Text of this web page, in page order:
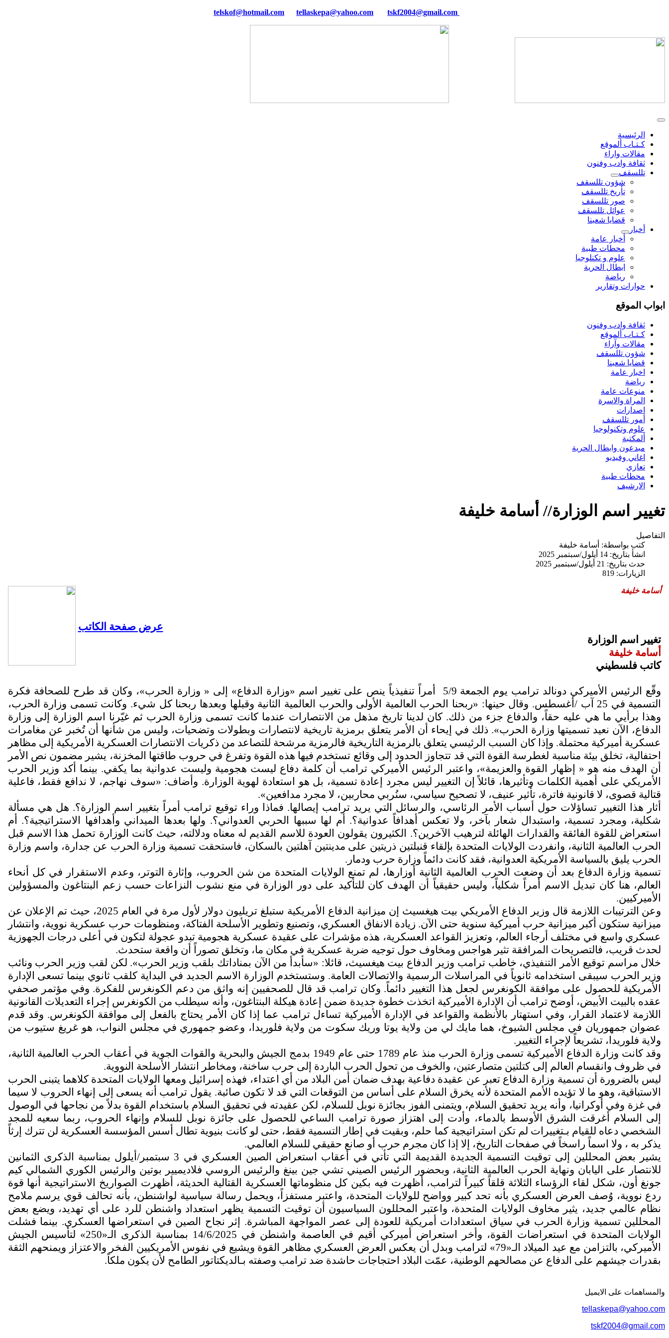
tellaskepa@yahoo.com tskf2004@gmail.com
الرئيسية
كـتـاب ألموقع
مقالات واراء
ثقافة وادب وفنون
تللسقف
شؤون تللسقف
تأريخ تللسقف
صور تللسقف
عوائل تللسقف
قضايا شعبنا
أخبار
أخبار عامة
محطات طبية
علوم و تکنلوجیا
ابطال الحرية
رياضة
حوارات وتقارير
ابواب الموقع
ثقافة وادب وفنون
كـتـاب ألموقع
مقالات وآراء
شؤون تللسقف
قضايا شعبنا
اخبار عامة
رياضة
منوعات عامة
المراة والاسرة
اصدارات
أمور تللسقف
علوم وتكنولوجيا
ألمكتبة
مبدعون وابطال الحرية
اغاني وفيديو
تعازي
محطات طبية
الارشيف
تغيير اسم الوزارة// أسامة خليفة
التفاصيل
كتب بواسطة: أسامة خليفة
انشأ بتاريخ: 14 أيلول/سبتمبر 2025
حدث بتاريخ: 21 أيلول/سبتمبر 2025
الزيارات: 819
أسامة خليفة
عرض صفحة الكاتب
تغيير اسم الوزارة
أسامة خليفة
كاتب فلسطيني
وقّع الرئيس الأميركي دونالد ترامب يوم الجمعة 5/9
أمراً تنفيذياً ينص على تغيير اسم «وزارة الدفاع» إلى « وزارة الحرب»، وكان قد طرح للصحافة فكرة
التسمية في 25 آب /أغسطس. وقال حينها: «ربحنا الحرب العالمية الأولى والحرب العالمية الثانية وقبلها وبعدها ربحنا كل شيء. وكانت تسمى وزارة الحرب،
وهذا برأيي ما هي عليه حقاً، والدفاع جزء من ذلك. كان لدينا تاريخ مذهل من الانتصارات عندما كانت تسمى وزارة الحرب ثم غيّرنا اسم الوزارة إلى وزارة
الدفاع، الآن نعيد تسميتها وزارة الحرب». ذلك في إيحاء أن الأمر يتعلق برمزية تاريخية لانتصارات وبطولات وتضحيات، وليس من شأنها أن تُخبر عن مغامرات
عسكرية أميركية محتملة. وإذا كان السبب الرئيسي يتعلق بالرمزية التاريخية فالرمزية مرشحة للتصاعد من ذكريات الانتصارات العسكرية الأمريكية إلى مظاهر
احتفالية، تخلق بيئة مناسبة لغطرسة القوة التي قد تتجاوز الحدود إلى وقائع تستخدم فيها هذه القوة وتفرغ في حروب طاقتها المخزنة، يشير مضمون نص الأمر
أن الهدف منه هو « إظهار القوة والعزيمة»، واعتبر الرئيس الأميركي ترامب أن كلمة دفاع ليست هجومية وليست عدوانية بما يكفي. بينما أكد وزير الحرب
الأمريكي على أهمية الكلمات وتأثيرها، قائلاً إن التغيير ليس مجرد إعادة تسمية، بل هو استعادة لهوية الوزارة. وأضاف: «سوف نهاجم، لا ندافع فقط، فاعلية
قتالية قصوى، لا قانونية فاترة، تأثير عنيف، لا تصحيح سياسي، سنُربي محاربين، لا مجرد مدافعين».
أثار هذا التغيير تساؤلات حول أسباب الأمر الرئاسي، والرسائل التي يريد ترامب إيصالها. فماذا وراء توقيع ترامب أمراً بتغيير اسم الوزارة؟. هل هي مسألة
شكلية، ومجرد تسمية، واستبدال شعار بآخر، ولا تعكس أهدافاً عدوانية؟. أم لها سببها الحربي العدواني؟. ولها بعدها الميداني وأهدافها الاستراتيجية؟. أم
استعراض للقوة الفائقة والقدارات الهائلة لترهيب الآخرين؟. الكثيرون يقولون العودة للاسم القديم له معناه ودلالته، حيث كانت الوزارة تحمل هذا الاسم قبل
الحرب العالمية الثانية، وانفردت الولايات المتحدة بإلقاء قنبلتين ذريتين على مدينتين آهلتين بالسكان، فاستحقت تسمية وزارة الحرب عن جدارة، واسم وزارة
الحرب يليق بالسياسة الأمريكية العدوانية، فقد كانت دائماً وزارة حرب ودمار.
تسمية وزارة الدفاع بعد أن وضعت الحرب العالمية الثانية أوزارها، لم تمنع الولايات المتحدة من شن الحروب، وإثارة التوتر، وعدم الاستقرار في كل أنحاء
العالم، هنا كان تبديل الاسم أمراً شكلياً، وليس حقيقياً أن الهدف كان للتأكيد على دور الوزارة في منع نشوب النزاعات حسب زعم البنتاغون والمسؤولين
الأميركيين.
وعن الترتيبات اللازمة قال وزير الدفاع الأمريكي بيت هيغسيث إن ميزانية الدفاع الأمريكية ستبلغ تريليون دولار لأول مرة في العام 2025، حيث تم الإعلان عن
ميزانية ستكون أكبر ميزانية حرب أميركية سنوية حتى الآن. زيادة الانفاق العسكري، وتصنيع وتطوير الأسلحة الفتاكة، ومنظومات حرب عسكرية نووية، وانتشار
عسكري واسع في مختلف أرجاء العالم، وتعزيز القواعد العسكرية، هذه مؤشرات على عقيدة عسكرية هجومية تبدو عجولة لتكون في أعلى درجات الجهوزية
لحدث قريب، فالتصريحات المرافقة تثير هواجس ومخاوف حول توجيه ضربة عسكرية في مكان ما، وتخلق تصوراً أن واقعة ستحدث.
خلال مراسم توقيع الأمر التنفيذي، خاطب ترامب وزير الدفاع بيت هيغسيث، قائلا: «سأبدأ من الآن بمناداتك بلقب وزير الحرب». لكن لقب وزير الحرب ونائب
وزير الحرب سيبقى استخدامه ثانوياً في المراسلات الرسمية والاتصالات العامة. وستستخدم الوزارة الاسم الجديد في البداية كلقب ثانوي بينما تسعى الإدارة
الأمريكية للحصول على موافقة الكونغرس لجعل هذا التغيير دائماً. وكان ترامب قد قال للصحفيين إنه واثق من دعم الكونغرس للفكرة. وفي مؤتمر صحفي
عقده بالبيت الأبيض، أوضح ترامب أن الإدارة الأميركية اتخذت خطوة جديدة ضمن إعادة هيكلة البنتاغون، وأنه سيطلب من الكونغرس إجراء التعديلات القانونية
اللازمة لاعتماد القرار، وفي استهتار بالأنظمة والقواعد في الإدارة الأميركية تساءل ترامب عما إذا كان الأمر يحتاج بالفعل إلى موافقة الكونغرس. وقد قدم
عضوان جمهوريان في مجلس الشيوخ، هما مايك لي من ولاية يوتا وريك سكوت من ولاية فلوريدا، وعضو جمهوري في مجلس النواب، هو غريغ ستيوب من
ولاية فلوريدا، تشريعاً لإجراء التغيير.
وقد كانت وزارة الدفاع الأميركية تسمى وزارة الحرب منذ عام 1789 حتى عام 1949 بدمج الجيش والبحرية والقوات الجوية في أعقاب الحرب العالمية الثانية،
في ظروف وانقسام العالم إلى كتلتين متصارعتين، والخوف من تحول الحرب الباردة إلى حرب ساخنة، ومخاطر انتشار الأسلحة النووية.
ليس بالضرورة أن تسمية وزارة الدفاع تعبر عن عقيدة دفاعية بهدف ضمان أمن البلاد من أي اعتداء، فهذه إسرائيل ومعها الولايات المتحدة كلاهما يتبنى الحرب
الاستباقية، وهو ما لا تؤيده الأمم المتحدة لأنه يخرق السلام على أساس من التوقعات التي قد لا تكون صائبة. يقول ترامب أنه يسعى إلى إنهاء الحروب لا سيما
في غزة وفي أوكرانيا، وأنه يريد تحقيق السلام، ويتمنى الفوز بجائزة نوبل للسلام، لكن عقيدته في تحقيق السلام باستخدام القوة بدلاً من نجاحها في الوصول
إلى السلام أغرقت الشرق الأوسط بالدماء، وأدت إلى اهتزاز صورة ترامب الساعي للحصول على جائزة نوبل للسلام وإنهاء الحروب، ربما سعيه للمجد
الشخصي دعاه للقيام بـتغييرات لم تكن استراتيجية كما حلم، وبقيت في إطار التسمية فقط، حتى لو كانت بنيوية تطال أسس المؤسسة العسكرية لن تترك إرثاً
يذكر به ، ولا اسماً راسخاً في صفحات التاريخ، إلا إذا كان مجرم حرب أو صانع حقيقي للسلام العالمي.
يشير بعض المحللين إلى توقيت التسمية الجديدة القديمة التي تأتي في أعقاب استعراض الصين العسكري في 3 سبتمبر/أيلول بمناسبة الذكرى الثمانين
للانتصار على اليابان ونهاية الحرب العالمية الثانية، وبحضور الرئيس الصيني تشي جين بينغ والرئيس الروسي فلاديميير بوتين والرئيس الكوري الشمالي كيم
جونغ أون، شكل لقاء الرؤساء الثلاثة قلقاً كبيراً لترامب، أظهرت فيه بكين كل منظوماتها العسكرية القتالية الحديثة، أظهرت الصواريخ الاستراتيجية أنها قوة
ردع نووية، وُصف العرض العسكري بأنه تحد كبير وواضح للولايات المتحدة، واعتبر مستفزاً، ويحمل رسالة سياسية لواشنطن، بأنه تحالف قوي يرسم ملامح
نظام عالمي جديد، يثير مخاوف الولايات المتحدة، واعتبر المحللون السياسيون أن توقيت التسمية يظهر استعداد واشنطن للرد على أي تهديد، ويضع بعض
المحللين تسمية وزارة الحرب في سياق استعدادات أمريكية للعودة إلى عصر المواجهة المباشرة. إثر نجاح الصين في استعراضها العسكري. بينما فشلت
الولايات المتحدة في استعراضات القوة، وأخر استعراض أميركي أقيم في العاصمة واشنطن في 14/6/2025 بمناسبة الذكرى الـ«250» لتأسيس الجيش
الأميركي، بالتزامن مع عيد الميلاد الـ«79» لترامب وبدل أن يعكس العرض العسكري مظاهر القوة ويشيع في نفوس الأمريكيين الفخر والاعتزاز ويمنحهم الثقة
بقدرات جيشهم على الدفاع عن مصالحهم الوطنية، عمّت البلاد احتجاجات حاشدة ضد ترامب وصفته بـالديكتاتور الطامح لأن يكون ملكاً.
والمساهمات علی الایمیل
tellaskepa@yahoo.com
tskf2004@gmail.com